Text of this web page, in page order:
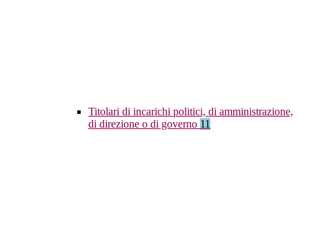
Titolari di incarichi politici, di amministrazione,
di direzione o di governo 11